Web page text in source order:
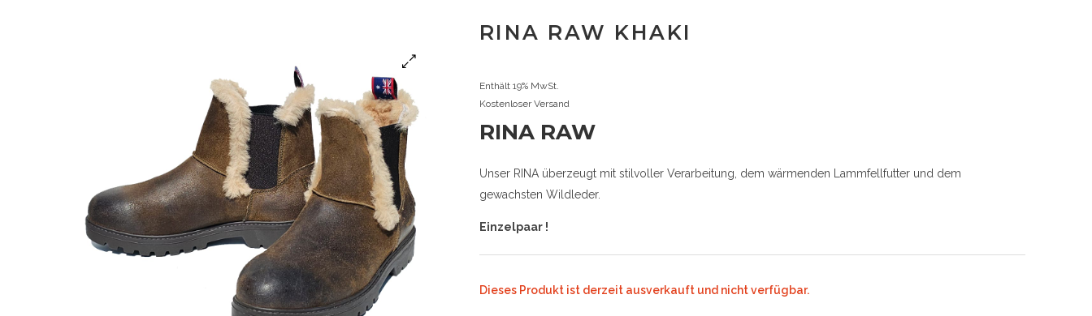
RINA RAW KHAKI
Enthält 19% MwSt.
Kostenloser Versand
RINA RAW
Unser RINA überzeugt mit stilvoller Verarbeitung, dem wärmenden Lammfellfutter und dem
gewachsten Wildleder.
Einzelpaar !
Dieses Produkt ist derzeit ausverkauft und nicht verfügbar.